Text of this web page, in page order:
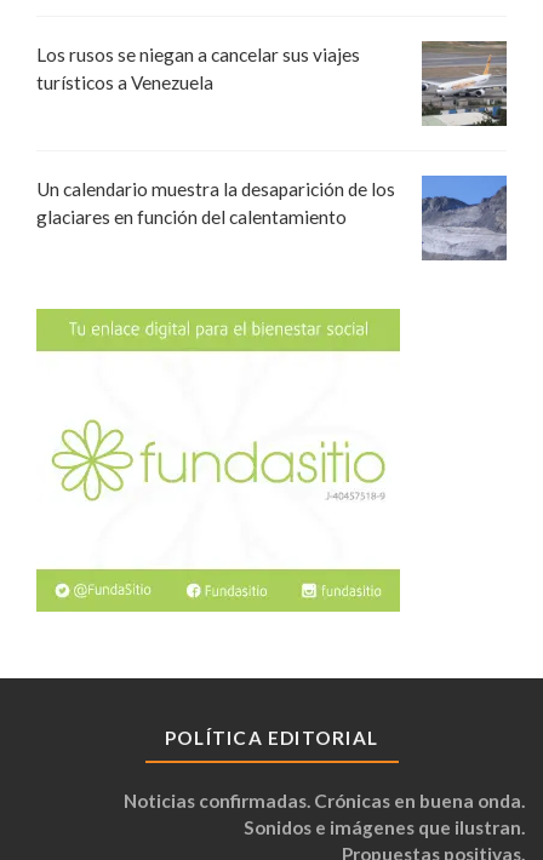
Los rusos se niegan a cancelar sus viajes
turísticos a Venezuela
Un calendario muestra la desaparición de los
glaciares en función del calentamiento
POLÍTICA EDITORIAL
Noticias confirmadas. Crónicas en buena onda.
Sonidos e imágenes que ilustran.
Propuestas positivas.